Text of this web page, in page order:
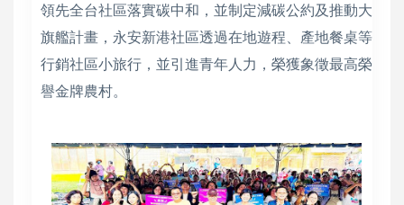
領先全台社區落實碳中和，並制定減碳公約及推動大
旗艦計畫，永安新港社區透過在地遊程、產地餐桌等
行銷社區小旅行，並引進青年人力，榮獲象徵最高榮
譽金牌農村。